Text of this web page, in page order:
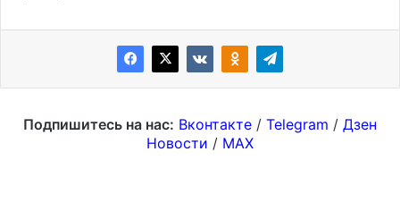
Подпишитесь на нас: Вконтакте / Telegram / Дзен
Новости / MAX